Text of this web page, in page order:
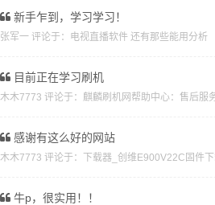
新手乍到，学习学习！
张军一 评论于： 电视直播软件 还有那些能用分析
目前正在学习刷机
木木7773 评论于： 麒麟刷机网帮助中心：售后服
感谢有这么好的网站
木木7773 评论于： 下载器_创维E900V22C固件下载及版本说明指引_看好在下载
牛p，很实用！！